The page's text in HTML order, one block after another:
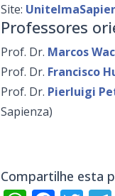
Site:
Professores
Prof. Dr. Marcos
Prof. Dr. Francisco
Prof. Dr. Pierluigi
Sapienza)
Compartilhe esta